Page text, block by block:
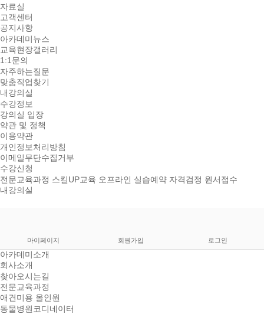
자료실
고객센터
공지사항
아카데미뉴스
교육현장갤러리
1:1문의
자주하는질문
맞춤직업찾기
내강의실
수강정보
강의실 입장
약관 및 정책
이용약관
개인정보처리방침
이메일무단수집거부
수강신청
전문교육과정 스킬UP교육 오프라인 실습예약 자격검정 원서접수
내강의실
마이페이지 회원가입 로그인
아카데미소개
회사소개
찾아오시는길
전문교육과정
애견미용 올인원
동물병원코디네이터